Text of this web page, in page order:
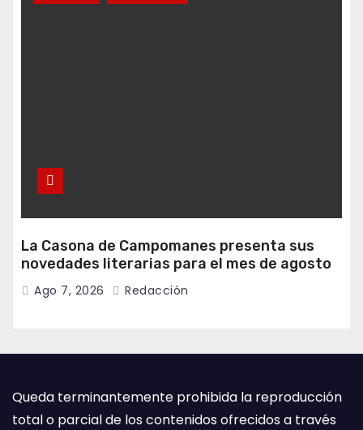
La Casona de Campomanes presenta sus
novedades literarias para el mes de agosto
Ago 7, 2026 Redacción
Queda terminantemente prohibida la reproducción
total o parcial de los contenidos ofrecidos a través